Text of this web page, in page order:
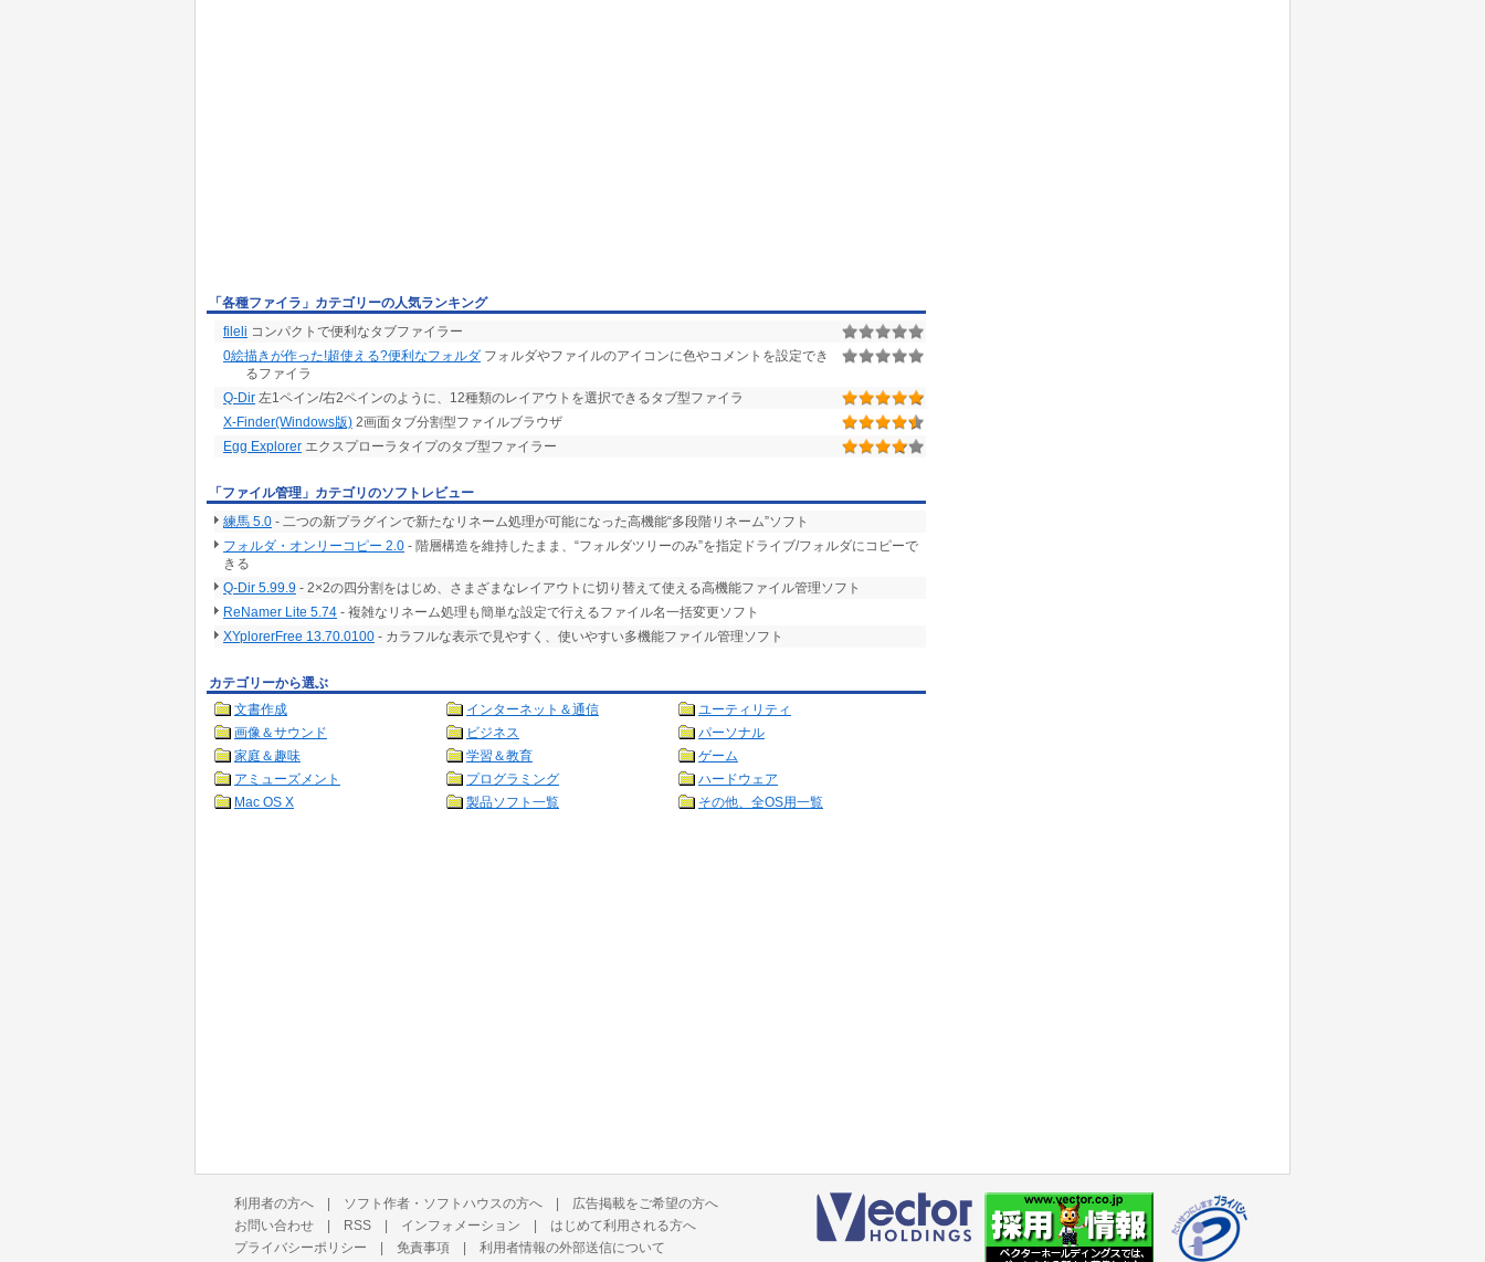
「各種ファイラ」カテゴリーの人気ランキング
fileli コンパクトで便利なタブファイラー
0絵描きが作った!超使える?便利なフォルダ フォルダやファイルのアイコンに色やコメントを設定でき
るファイラ
Q-Dir 左1ペイン/右2ペインのように、12種類のレイアウトを選択できるタブ型ファイラ
X-Finder(Windows版) 2画面タブ分割型ファイルブラウザ
Egg Explorer エクスプローラタイプのタブ型ファイラー
「ファイル管理」カテゴリのソフトレビュー
練馬 5.0 - 二つの新プラグインで新たなリネーム処理が可能になった高機能“多段階リネーム”ソフト
フォルダ・オンリーコピー 2.0 - 階層構造を維持したまま、“フォルダツリーのみ”を指定ドライブ/フォルダにコピーで
きる
Q-Dir 5.99.9 - 2×2の四分割をはじめ、さまざまなレイアウトに切り替えて使える高機能ファイル管理ソフト
ReNamer Lite 5.74 - 複雑なリネーム処理も簡単な設定で行えるファイル名一括変更ソフト
XYplorerFree 13.70.0100 - カラフルな表示で見やすく、使いやすい多機能ファイル管理ソフト
カテゴリーから選ぶ
文書作成
インターネット＆通信
ユーティリティ
画像＆サウンド
ビジネス
パーソナル
家庭＆趣味
学習＆教育
ゲーム
アミューズメント
プログラミング
ハードウェア
Mac OS X
製品ソフト一覧 その他、全OS用一覧
利用者の方へ | ソフト作者・ソフトハウスの方へ | 広告掲載をご希望の方へ
お問い合わせ | RSS | インフォメーション | はじめて利用される方へ
プライバシーポリシー | 免責事項 | 利用者情報の外部送信について